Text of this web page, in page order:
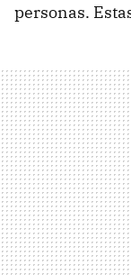
personas.